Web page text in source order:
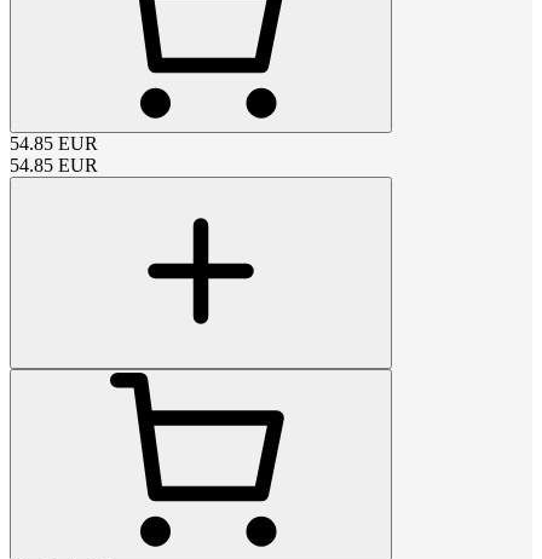
54.85 EUR
54.85 EUR